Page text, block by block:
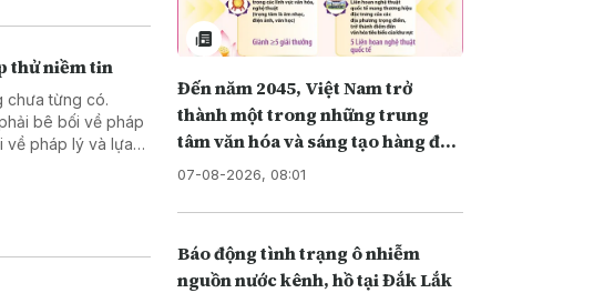
thử niềm tin
chưa từng có.
bê bối về pháp
Đến năm 2045, Việt Nam trở
thành một trong những trung
tâm văn hóa và sáng tạo hàng đầu
khu vực
07-08-2026, 08:01
Báo động tình trạng ô nhiễm
nguồn nước kênh, hồ tại Đắk Lắk